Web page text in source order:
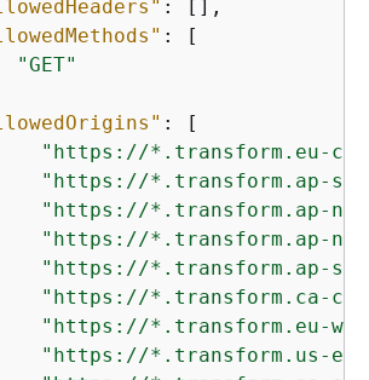
: [],
: [
"GET"
: [
"https://*.transform.eu-
"https://*.transform.ap-
"https://*.transform.ap-
"https://*.transform.ap-
"https://*.transform.ap-
"https://*.transform.ca-
"https://*.transform.eu-
"https://*.transform.us-